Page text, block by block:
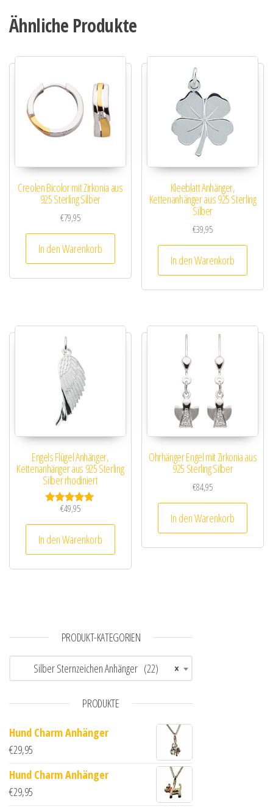
Ähnliche Produkte
Creolen Bicolor mit Zirkonia aus
925 Sterling Silber
€79,95
In den Warenkorb
Kleeblatt Anhänger,
Kettenanhänger aus 925 Sterling
Silber
€39,95
In den Warenkorb
Engels Flügel Anhänger,
Kettenanhänger aus 925 Sterling
Silber rhodiniert
Bewertet mit
€49,95
In den Warenkorb
Ohrhänger Engel mit Zirkonia aus
925 Sterling Silber
€84,95
In den Warenkorb
PRODUKT-KATEGORIEN
×
Silber Sternzeichen Anhänger (22)
PRODUKTE
Hund Charm Anhänger
€29,95
Hund Charm Anhänger
€29,95